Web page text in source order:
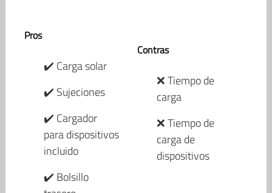
Pros
✔️ Carga solar
✔️ Sujeciones
✔️ Cargador
para dispositivos
incluido
✔️ Bolsillo
Contras
❌ Tiempo de
carga
❌ Tiempo de
carga de
dispositivos